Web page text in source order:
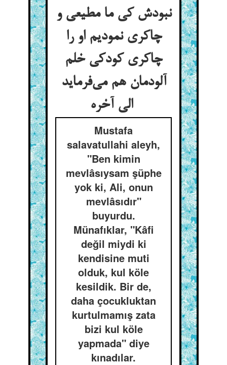
نبودش کی ما مطیعی و
چاکری نمودیم او را
چاکری کودکی خلم
آلودمان هم می‌فرماید
الی آخره
Mustafa
salavatullahi aleyh,
"Ben kimin
mevlâsıysam şüphe
yok ki, Ali, onun
mevlâsıdır"
buyurdu.
Münafıklar, "Kâfi
değil miydi ki
kendisine muti
olduk, kul köle
kesildik. Bir de,
daha çocukluktan
kurtulmamış zata
bizi kul köle
yapmada" diye
kınadılar.